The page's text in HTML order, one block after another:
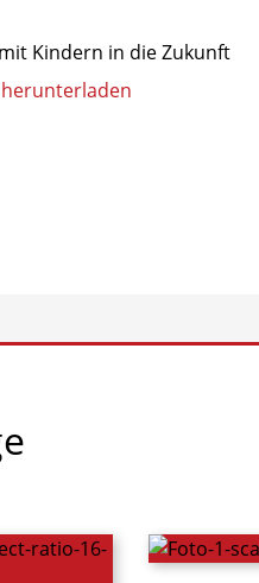
Kindern in die Zukunft
herunterladen